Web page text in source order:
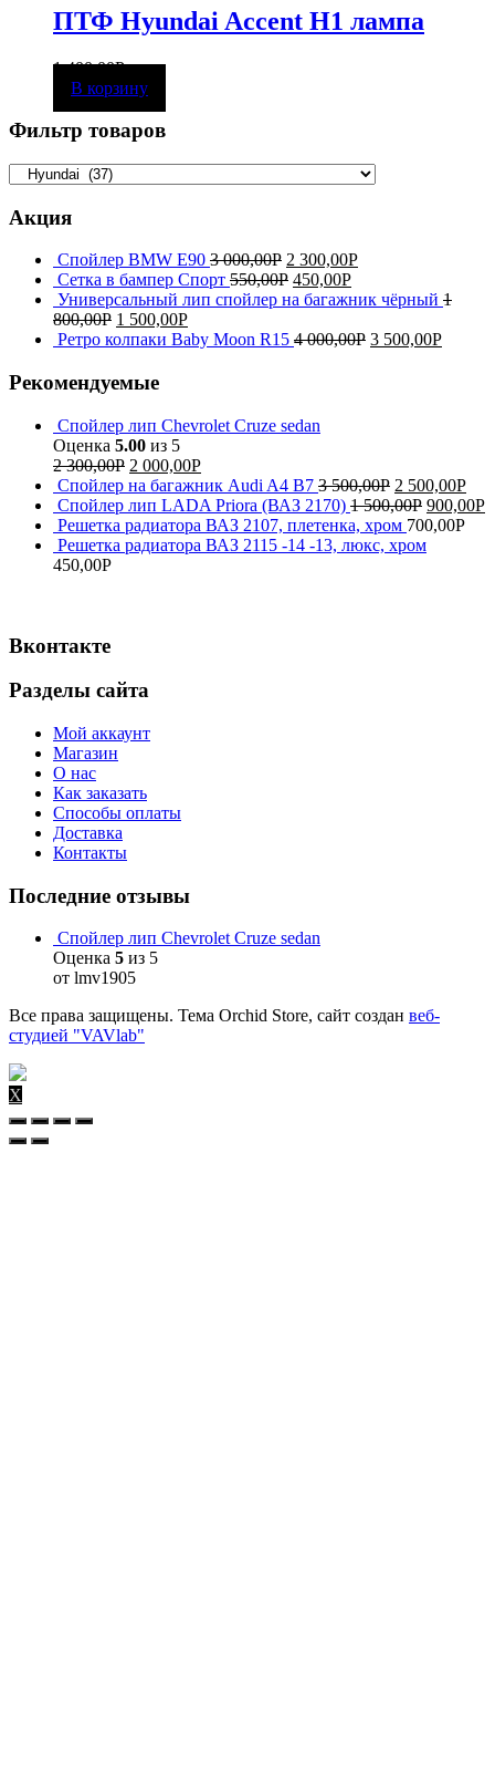
ПТФ Hyundai Accent H1 лампа
1 400,00Р
В корзину
Фильтр товаров
Акция
Спойлер BMW E90 3 000,00Р 2 300,00Р
Сетка в бампер Спорт 550,00Р 450,00Р
Универсальный лип спойлер на багажник чёрный 1
800,00Р 1 500,00Р
Ретро колпаки Baby Moon R15 4 000,00Р 3 500,00Р
Рекомендуемые
Спойлер лип Chevrolet Cruze sedan
Оценка 5.00 из 5
2 300,00Р 2 000,00Р
Спойлер на багажник Audi A4 B7 3 500,00Р 2 500,00Р
Спойлер лип LADA Priora (ВАЗ 2170) 1 500,00Р 900,00Р
Решетка радиатора ВАЗ 2107, плетенка, хром 700,00Р
Решетка радиатора ВАЗ 2115 -14 -13, люкс, хром
450,00Р
Вконтакте
Разделы сайта
Мой аккаунт
Магазин
О нас
Как заказать
Способы оплаты
Доставка
Контакты
Последние отзывы
Спойлер лип Chevrolet Cruze sedan
Оценка 5 из 5
от lmv1905
Все права защищены. Тема Orchid Store, сайт создан веб-
студией "VAVlab"
X